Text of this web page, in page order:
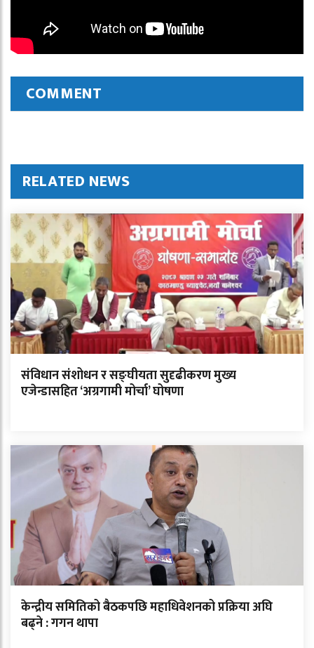
COMMENT
RELATED NEWS
संविधान संशोधन र सङ्घीयता सुदृढीकरण मुख्य
एजेन्डासहित ‘अग्रगामी मोर्चा’ घोषणा
केन्द्रीय समितिको बैठकपछि महाधिवेशनको प्रक्रिया अघि
बढ्ने : गगन थापा